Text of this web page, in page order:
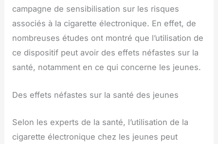
campagne de sensibilisation sur les risques
associés à la cigarette électronique. En effet, de
nombreuses études ont montré que l’utilisation de
ce dispositif peut avoir des effets néfastes sur la
santé, notamment en ce qui concerne les jeunes.
Des effets néfastes sur la santé des jeunes
Selon les experts de la santé, l’utilisation de la
cigarette électronique chez les jeunes peut